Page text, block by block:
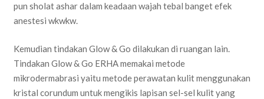
pun sholat ashar dalam keadaan wajah tebal banget efek
anestesi wkwkw.
Kemudian tindakan Glow & Go dilakukan di ruangan lain.
Tindakan Glow & Go ERHA memakai metode
mikrodermabrasi yaitu metode perawatan kulit menggunakan
kristal corundum untuk mengikis lapisan sel-sel kulit yang